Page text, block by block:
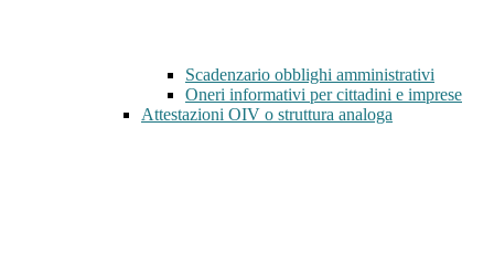
Scadenzario obblighi amministrativi
Oneri informativi per cittadini e imprese
Attestazioni OIV o struttura analoga